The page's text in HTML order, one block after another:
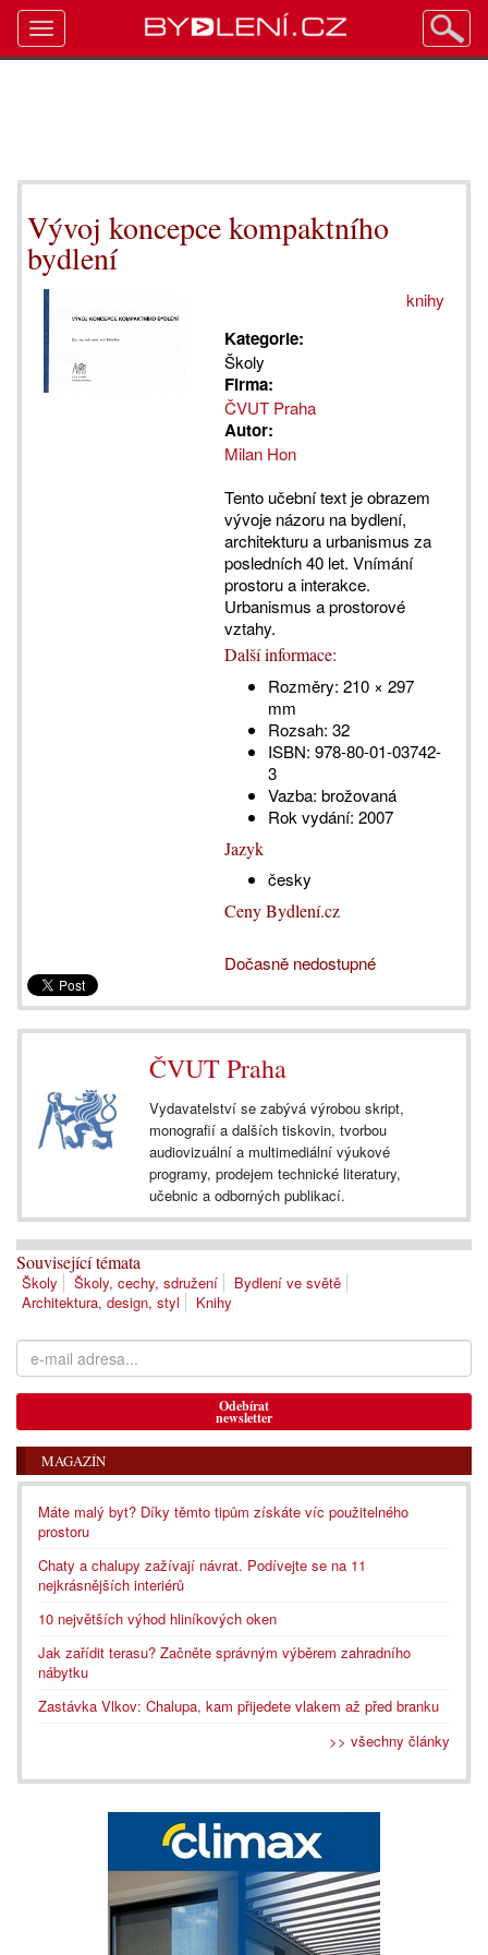
Vývoj koncepce kompaktního
bydlení
knihy
Kategorie:
Školy
Firma:
ČVUT Praha
Autor:
Milan Hon
Tento učební text je obrazem
vývoje názoru na bydlení,
architekturu a urbanismus za
posledních 40 let. Vnímání
prostoru a interakce.
Urbanismus a prostorové
vztahy.
Další informace:
Rozměry: 210 × 297
mm
Rozsah: 32
ISBN: 978-80-01-03742-
3
Vazba: brožovaná
Rok vydání: 2007
Jazyk
česky
Ceny Bydlení.cz
Dočasně nedostupné
ČVUT Praha
Vydavatelství se zabývá výrobou skript,
monografií a dalších tiskovin, tvorbou
audiovizuální a multimediální výukové
programy, prodejem technické literatury,
učebnic a odborných publikací.
Související témata
Školy Školy, cechy, sdružení
Bydlení ve světě
Architektura, design, styl
Knihy
Odebírat
newsletter
MAGAZÍN
Máte malý byt? Díky těmto tipům získáte víc použitelného
prostoru
Chaty a chalupy zažívají návrat. Podívejte se na 11
nejkrásnějších interiérů
10 největších výhod hliníkových oken
Jak zařídit terasu? Začněte správným výběrem zahradního
nábytku
Zastávka Vlkov: Chalupa, kam přijedete vlakem až před branku
>> všechny články
Toggle
navigation